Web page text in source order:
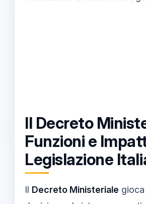
Il Decreto
Funzioni e
Legislazione
Il Decreto Ministeriale